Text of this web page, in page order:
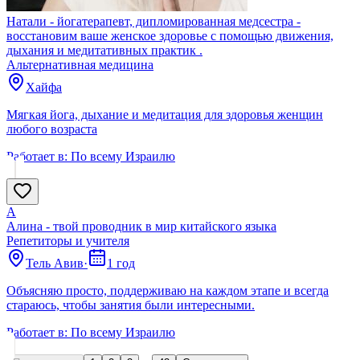
Натали - йогатерапевт, дипломированная медсестра -
восстановим ваше женское здоровье с помощью движения,
дыхания и медитативных практик .
Альтернативная медицина
Хайфа
Мягкая йога, дыхание и медитация для здоровья женщин
любого возраста
Работает в: По всему Израилю
А
Алина - твой проводник в мир китайского языка
Репетиторы и учителя
Тель Авив·
1 год
Объясняю просто, поддерживаю на каждом этапе и всегда
стараюсь, чтобы занятия были интересными.
Работает в: По всему Израилю